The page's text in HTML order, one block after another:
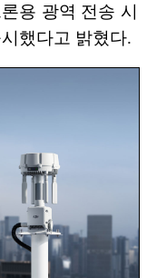
용 광역 전송 시
시했다고 밝혔다.